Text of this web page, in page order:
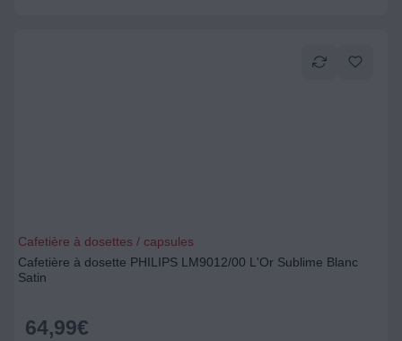
Cafetière à dosettes / capsules
Cafetière à dosette PHILIPS LM9012/00 L'Or Sublime Blanc
Satin
64,99€